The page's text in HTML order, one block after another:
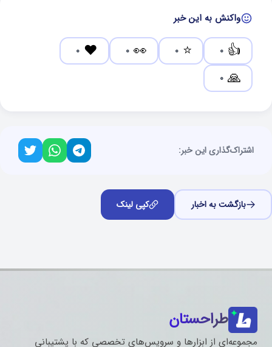
واکنش به این خبر
👍
0
⭐
0
👀
0
❤️
0
🙏
0
اشتراک‌گذاری این خبر:
بازگشت به اخبار کپی لینک
طراحستان
مجموعه‌ای از ابزارها و سرویس‌های تخصصی که با پشتیبانی